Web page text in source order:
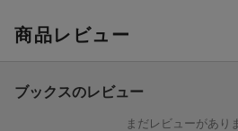
商品レビュー
ブックスのレビュー
まだレビューがあり